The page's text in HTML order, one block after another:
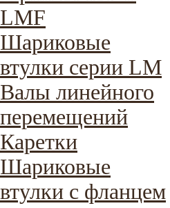
LMF
Шариковые
втулки серии LM
Валы линейного
перемещений
Каретки
Шариковые
втулки с фланцем